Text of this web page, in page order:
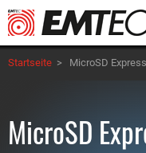
Direkt
zum
Inhalt
Startseite > MicroSD
MicroSD